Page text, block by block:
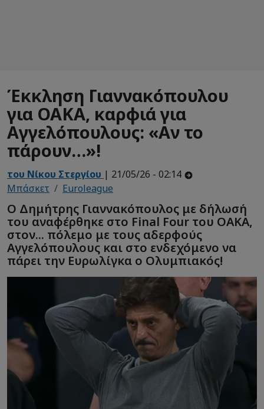
Έκκληση Γιαννακόπουλου
για ΟΑΚΑ, καρφιά για
Αγγελόπουλους: «Αν το
πάρουν…»!
του Νίκου Στεργίου | 21/05/26 - 02:14
Μπάσκετ
Euroleague
Ο Δημήτρης Γιαννακόπουλος με δήλωσή
του αναφέρθηκε στο Final Four του ΟΑΚΑ,
στον... πόλεμο με τους αδερφούς
Αγγελόπουλους και στο ενδεχόμενο να
πάρει την Ευρωλίγκα ο Ολυμπιακός!